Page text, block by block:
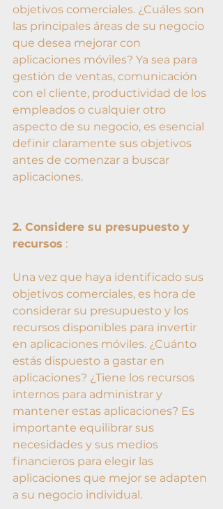
objetivos comerciales. ¿Cuáles son
las principales áreas de su negocio
que desea mejorar con
aplicaciones móviles? Ya sea para
gestión de ventas, comunicación
con el cliente, productividad de los
empleados o cualquier otro
aspecto de su negocio, es esencial
definir claramente sus objetivos
antes de comenzar a buscar
aplicaciones.
2. Considere su presupuesto y
recursos :
Una vez que haya identificado sus
objetivos comerciales, es hora de
considerar su presupuesto y los
recursos disponibles para invertir
en aplicaciones móviles. ¿Cuánto
estás dispuesto a gastar en
aplicaciones? ¿Tiene los recursos
internos para administrar y
mantener estas aplicaciones? Es
importante equilibrar sus
necesidades y sus medios
financieros para elegir las
aplicaciones que mejor se adapten
a su negocio individual.